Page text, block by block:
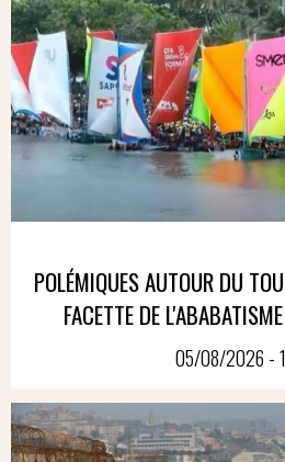
POLÉMIQUES AUTOUR DU
FACETTE DE
05/08/2026 -